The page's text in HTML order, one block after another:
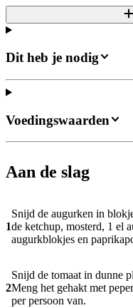
Dit heb je nodig
Aan de slag
1
Snijd de augurken in
de ketchup, mosterd, 1 el
augurkblokjes en
2
Snijd de tomaat in dunne
Meng het gehakt met
per persoon van.
Voedingswaarden